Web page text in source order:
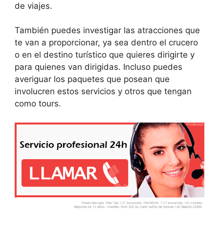
de viajes.
También puedes investigar las atracciones que
te van a proporcionar, ya sea dentro el crucero
o en el destino turístico que quieres dirigirte y
para quienes van dirigidas. Incluso puedes
averiguar los paquetes que posean que
involucren estos servicios y otros que tengan
como tours.